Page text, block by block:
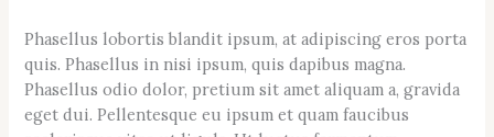
Phasellus lobortis blandit ipsum, at adipiscing eros porta
quis. Phasellus in nisi ipsum, quis dapibus magna.
Phasellus odio dolor, pretium sit amet aliquam a, gravida
eget dui. Pellentesque eu ipsum et quam faucibus